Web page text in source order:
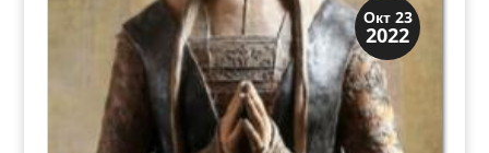
Окт 23
2022
Династии
Заговоры и войны